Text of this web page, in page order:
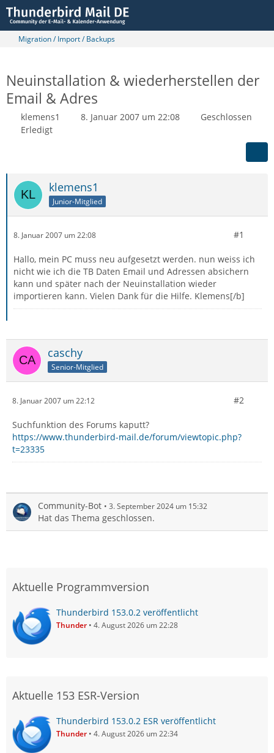
Migration / Import / Backups
Neuinstallation & wiederherstellen der
Email & Adres
klemens1 8. Januar 2007 um 22:08
Geschlossen
Erledigt
klemens1
Junior-Mitglied
8. Januar 2007 um 22:08 #1
Hallo, mein PC muss neu aufgesetzt werden. nun weiss ich
nicht wie ich die TB Daten Email und Adressen absichern
kann und später nach der Neuinstallation wieder
importieren kann. Vielen Dank für die Hilfe. Klemens[/b]
caschy
Senior-Mitglied
8. Januar 2007 um 22:12 #2
Suchfunktion des Forums kaputt?
https://www.thunderbird-mail.de/forum/viewtopic.php?
t=23335
Community-Bot 3. September 2024 um 15:32
Hat das Thema geschlossen.
Aktuelle Programmversion
Thunderbird 153.0.2 veröffentlicht
Thunder 4. August 2026 um 22:28
Aktuelle 153 ESR-Version
Thunderbird 153.0.2 ESR veröffentlicht
Thunder 4. August 2026 um 22:34